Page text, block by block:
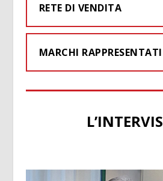
RETE DI VENDITA
MARCHI RAPPRESENTATI